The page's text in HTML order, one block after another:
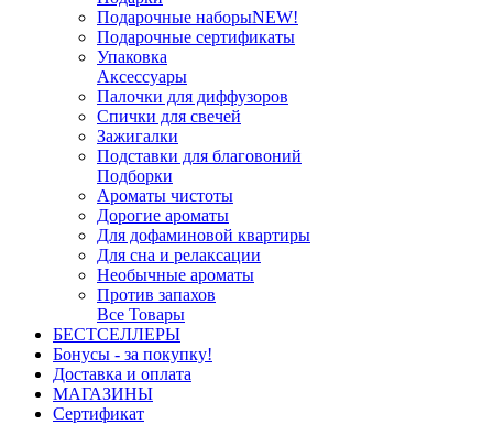
Подарочные наборыNEW!
Подарочные сертификаты
Упаковка
Аксессуары
Палочки для диффузоров
Спички для свечей
Зажигалки
Подставки для благовоний
Подборки
Ароматы чистоты
Дорогие ароматы
Для дофаминовой квартиры
Для сна и релаксации
Необычные ароматы
Против запахов
Все Товары
БЕСТСЕЛЛЕРЫ
Бонусы - за покупку!
Доставка и оплата
МАГАЗИНЫ
Cертификат